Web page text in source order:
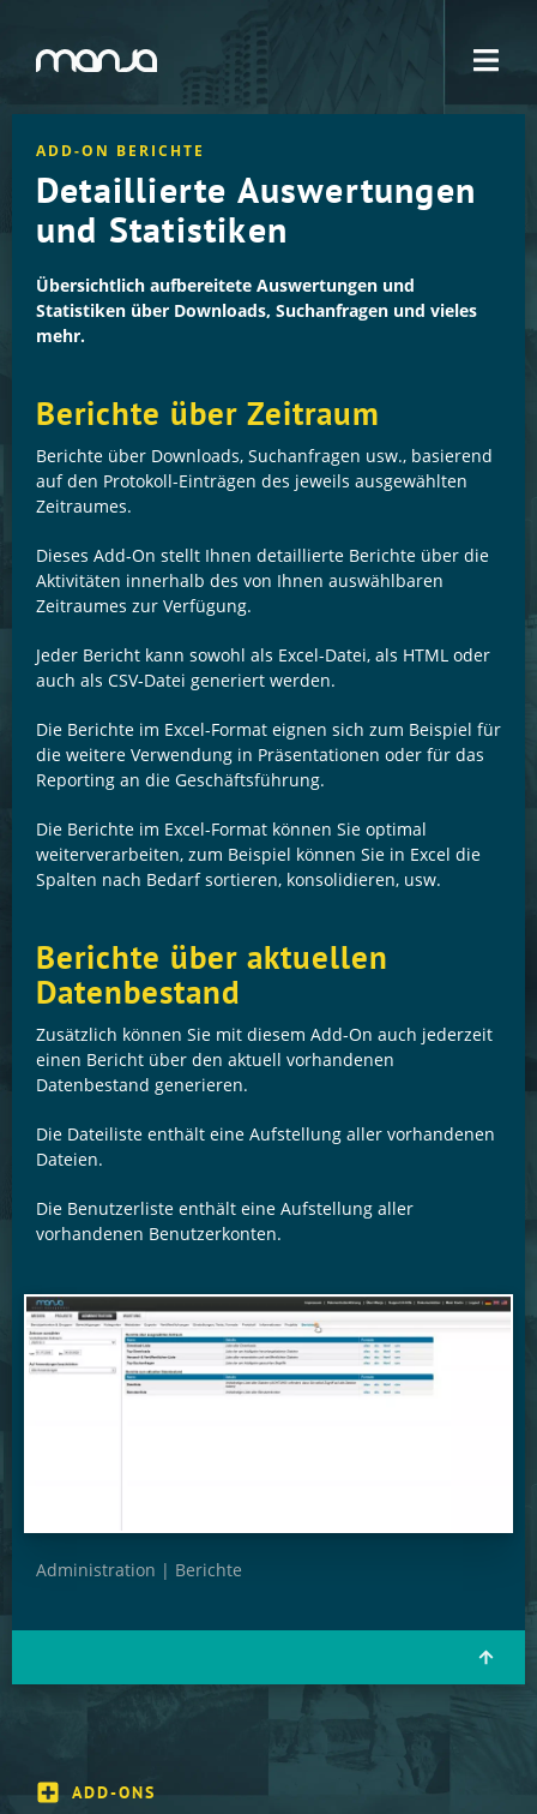
Navigation
ADD-ON BERICHTE
Detaillierte Auswertungen
und Statistiken
Übersichtlich aufbereitete Auswertungen und
Statistiken über Downloads, Suchanfragen und vieles
mehr.
Berichte über Zeitraum
Berichte über Downloads, Suchanfragen usw., basierend
auf den Protokoll-Einträgen des jeweils ausgewählten
Zeitraumes.
Dieses Add-On stellt Ihnen detaillierte Berichte über die
Aktivitäten innerhalb des von Ihnen auswählbaren
Zeitraumes zur Verfügung.
Jeder Bericht kann sowohl als Excel-Datei, als HTML oder
auch als CSV-Datei generiert werden.
Die Berichte im Excel-Format eignen sich zum Beispiel für
die weitere Verwendung in Präsentationen oder für das
Reporting an die Geschäftsführung.
Die Berichte im Excel-Format können Sie optimal
weiterverarbeiten, zum Beispiel können Sie in Excel die
Spalten nach Bedarf sortieren, konsolidieren, usw.
Berichte über aktuellen
Datenbestand
Zusätzlich können Sie mit diesem Add-On auch jederzeit
einen Bericht über den aktuell vorhandenen
Datenbestand generieren.
Die Dateiliste enthält eine Aufstellung aller vorhandenen
Dateien.
Die Benutzerliste enthält eine Aufstellung aller
vorhandenen Benutzerkonten.
Administration | Berichte
ADD-ONS